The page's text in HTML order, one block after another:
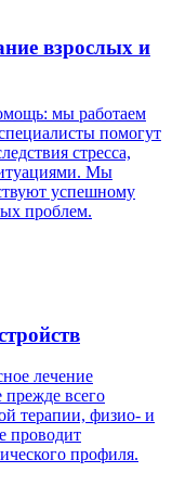
взрослых и
мы работаем
помогут
стресса,
Мы
успешному
проблем.
лечение
прежде всего
терапии, физио- и
проводит
профиля.